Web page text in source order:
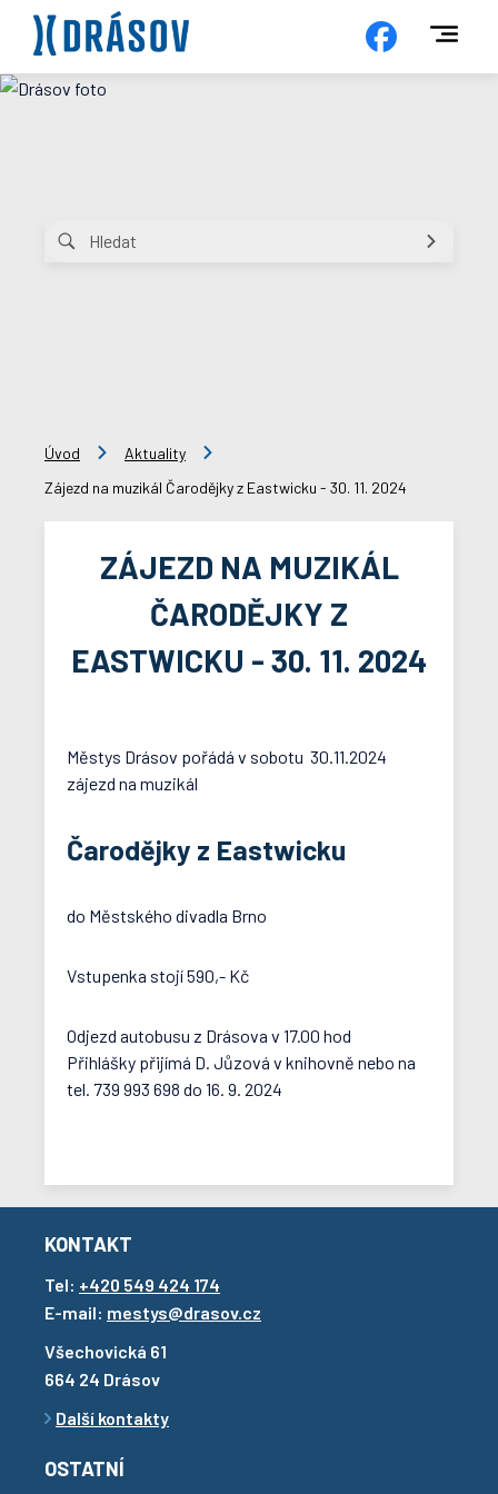
Úvod
Aktuality
Zájezd na muzikál Čarodějky z Eastwicku - 30. 11. 2024
ZÁJEZD NA MUZIKÁL
ČARODĚJKY Z
EASTWICKU - 30. 11. 2024
Městys Drásov pořádá v sobotu 30.11.2024
zájezd na muzikál
Čarodějky z Eastwicku
do Městského divadla Brno
Vstupenka stojí 590,- Kč
Odjezd autobusu z Drásova v 17.00 hod
Přihlášky přijímá D. Jůzová v knihovně nebo na
tel. 739 993 698 do 16. 9. 2024
KONTAKT
Tel: +420 549 424 174
E-mail: mestys@drasov.cz
Všechovická 61
664 24 Drásov
Další kontakty
OSTATNÍ